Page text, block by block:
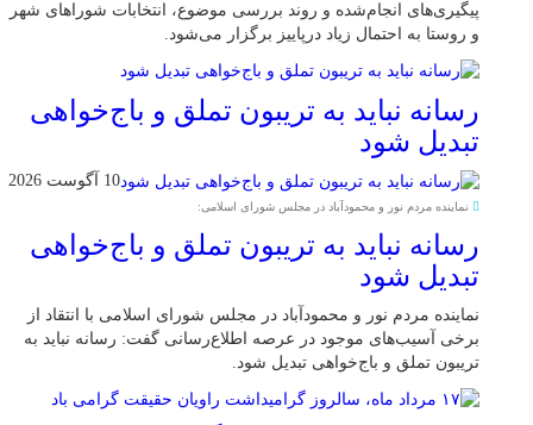
پیگیری‌های انجام‌شده و روند بررسی موضوع، انتخابات شوراهای شهر
و روستا به احتمال زیاد درپاییز برگزار می‌شود.
رسانه نباید به تریبون تملق و باج‌خواهی
تبدیل شود
10 آگوست 2026
نماینده مردم نور و محمودآباد در مجلس شورای اسلامی:
رسانه نباید به تریبون تملق و باج‌خواهی
تبدیل شود
نماینده مردم نور و محمودآباد در مجلس شورای اسلامی با انتقاد از
برخی آسیب‌های موجود در عرصه اطلاع‌رسانی گفت: رسانه نباید به
تریبون تملق و باج‌خواهی تبدیل شود.